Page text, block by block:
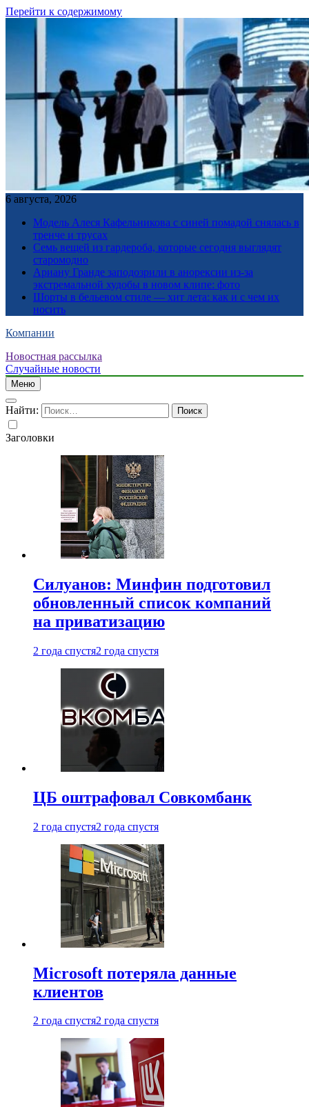
Перейти к содержимому
6 августа, 2026
Модель Алеся Кафельникова с синей помадой снялась в
тренче и трусах
Семь вещей из гардероба, которые сегодня выглядят
старомодно
Ариану Гранде заподозрили в анорексии из-за
экстремальной худобы в новом клипе: фото
Шорты в бельевом стиле — хит лета: как и с чем их
носить
Компании
Новостная рассылка
Случайные новости
Меню
Найти:
Заголовки
Силуанов: Минфин подготовил
обновленный список компаний
на приватизацию
2 года спустя2 года спустя
ЦБ оштрафовал Совкомбанк
2 года спустя2 года спустя
Microsoft потеряла данные
клиентов
2 года спустя2 года спустя